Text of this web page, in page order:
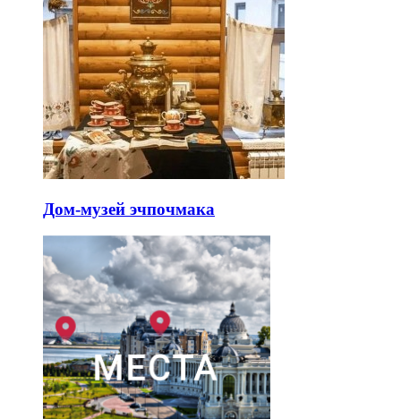
Дом-музей эчпочмака